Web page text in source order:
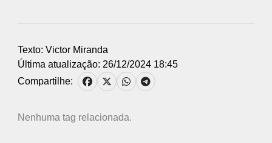
Texto: Victor Miranda
Última atualização: 26/12/2024 18:45
Compartilhe:
Nenhuma tag relacionada.